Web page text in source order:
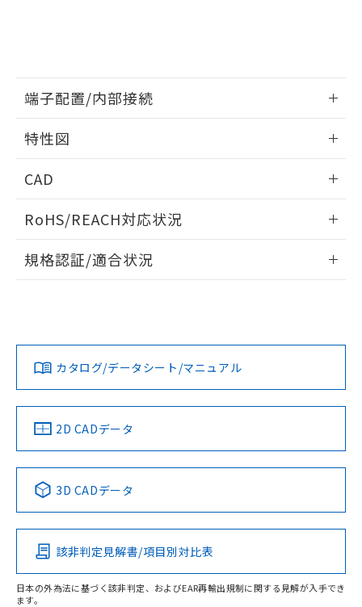
端子配置/内部接続
端子配置/内部接続
特性図
開閉容量
CAD
ドすることができます。
ログイン/会員登録
ダウンロードデータをご利用いただく前に、以下を必ずお読
みください。
ソフトウェアの使用条件
RoHS/REACH対応状況
EU RoHS 注意事項・凡例
対応済み
中国 RoHS 注意事項・凡例
Pb Hg Cd Cr(VI)
O
規格認証/適合状況
LR型式承認
（イギリス
船舶規格）
DNV型式承認
（ノルウェー
BV型式承認
（フランス
KR型式
（韓国
No No No No
この製品の規格認証/適合状況ページへ
その他の認証はこちらのページからご検索ください
カタログ/データシート/マニュアル
2D CADデータ
3D CADデータ
該非判定見解書/項目別対比表
日本の外為法に基づく該非判定、およびEAR再輸出規制に関する見解が入手でき
ます。
していることから、特段のことがない限
り、2022年1月12日より割愛しておりま
す。